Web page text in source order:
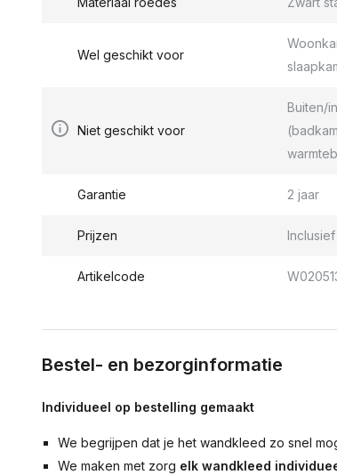
Wel geschikt voor
Niet geschikt voor
Buiten/
Garantie 2 jaar
Prijzen
Artikelcode
Bestel- en bezorginformatie
Individueel op bestelling gemaakt
We begrijpen dat je het wandkleed zo snel
We maken met zorg elk wandkleed